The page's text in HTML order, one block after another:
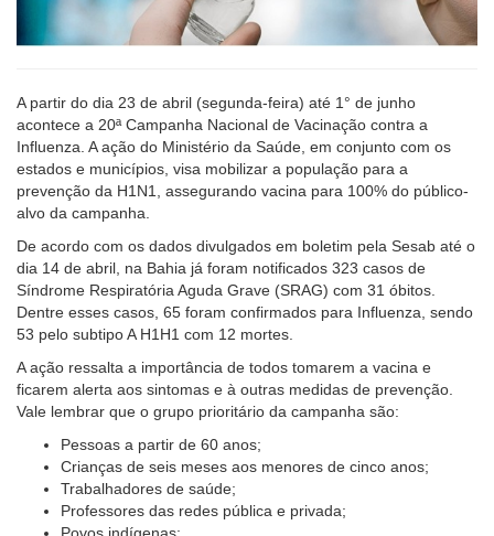
A partir do dia 23 de abril (segunda-feira) até 1° de junho
acontece a 20ª Campanha Nacional de Vacinação contra a
Influenza. A ação do Ministério da Saúde, em conjunto com os
estados e municípios, visa mobilizar a população para a
prevenção da H1N1, assegurando vacina para 100% do público-
alvo da campanha.
De acordo com os dados divulgados em boletim pela Sesab até o
dia 14 de abril, na Bahia já foram notificados 323 casos de
Síndrome Respiratória Aguda Grave (SRAG) com 31 óbitos.
Dentre esses casos, 65 foram confirmados para Influenza, sendo
53 pelo subtipo A H1H1 com 12 mortes.
A ação ressalta a importância de todos tomarem a vacina e
ficarem alerta aos sintomas e à outras medidas de prevenção.
Vale lembrar que o grupo prioritário da campanha são:
Pessoas a partir de 60 anos;
Crianças de seis meses aos menores de cinco anos;
Trabalhadores de saúde;
Professores das redes pública e privada;